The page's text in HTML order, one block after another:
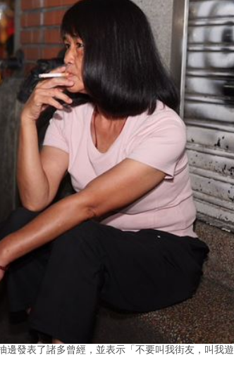
發表了諸多曾經，並表示「不要叫我街友，叫我